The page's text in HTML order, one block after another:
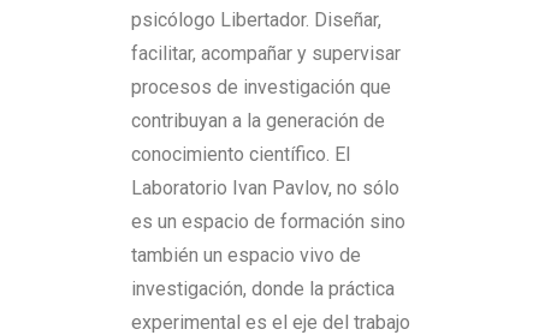
psicólogo Libertador. Diseñar,
facilitar, acompañar y supervisar
procesos de investigación que
contribuyan a la generación de
conocimiento científico. El
Laboratorio Ivan Pavlov, no sólo
es un espacio de formación sino
también un espacio vivo de
investigación, donde la práctica
experimental es el eje del trabajo